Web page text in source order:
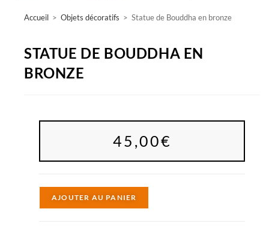
Accueil > Objets décoratifs > Statue de Bouddha en bronze
STATUE DE BOUDDHA EN
BRONZE
45,00€
AJOUTER AU PANIER